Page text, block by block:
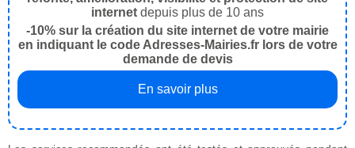
internet depuis plus de 10 ans
-10% sur la création du site internet de votre mairie
en indiquant le code Adresses-Mairies.fr lors de votre
demande de devis
En savoir plus